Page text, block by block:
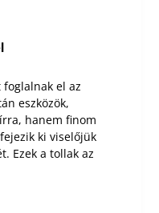
el az
eszközök,
hanem finom
ki viselőjük
Ezek a tollak az